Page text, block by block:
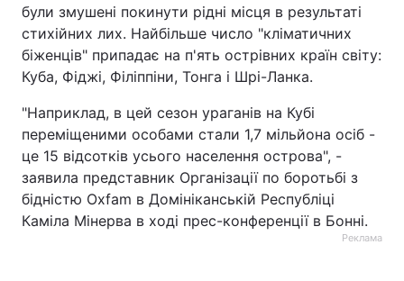
були змушені покинути рідні місця в результаті
стихійних лих. Найбільше число "кліматичних
біженців" припадає на п'ять острівних країн світу:
Куба, Фіджі, Філіппіни, Тонга і Шрі-Ланка.
"Наприклад, в цей сезон ураганів на Кубі
переміщеними особами стали 1,7 мільйона осіб -
це 15 відсотків усього населення острова", -
заявила представник Організації по боротьбі з
бідністю Oxfam в Домініканській Республіці
Каміла Мінерва в ході прес-конференції в Бонні.
Реклама